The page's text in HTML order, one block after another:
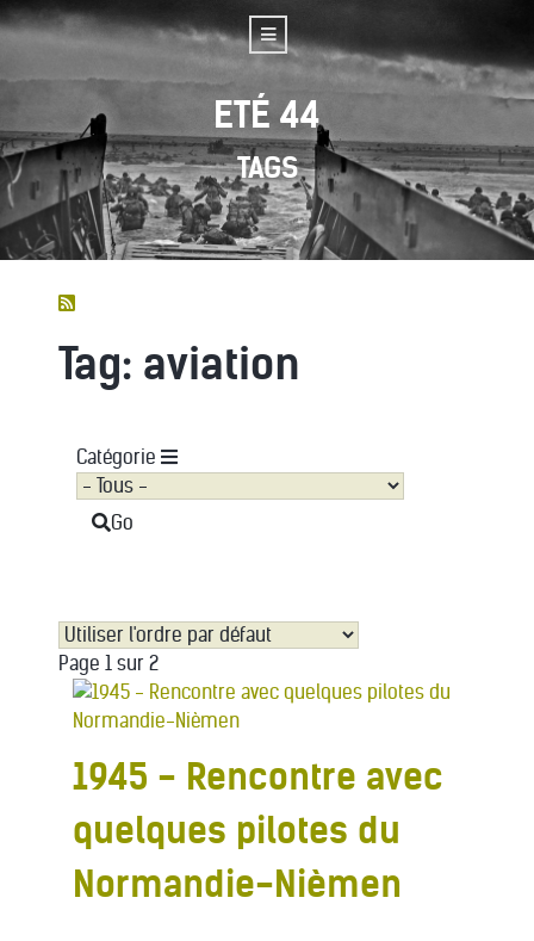
ETÉ 44
TAGS
Tag: aviation
Catégorie
Go
Page 1 sur 2
1945 - Rencontre avec
quelques pilotes du
Normandie-Nièmen